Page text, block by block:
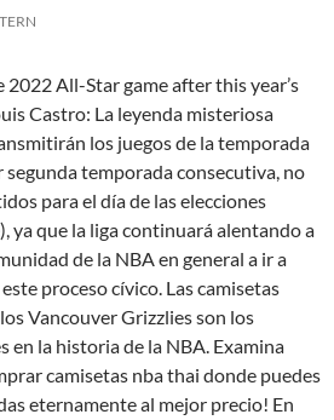
2022 All-Star game after this year’s
Castro: La leyenda misteriosa
los juegos de la temporada
segunda temporada consecutiva, no
para el día de las elecciones
ya que la liga continuará alentando a
de la NBA en general a ir a
proceso cívico. Las camisetas
Vancouver Grizzlies son los
en la historia de la NBA. Examina
camisetas nba thai donde puedes
eternamente al mejor precio! En